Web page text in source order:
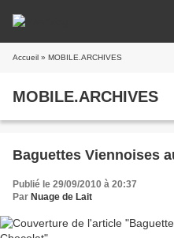
Accueil » MOBILE.ARCHIVES
MOBILE.ARCHIVES
Baguettes Viennoises
Publié le 29/09/2010 à 20:37
Par Nuage de Lait